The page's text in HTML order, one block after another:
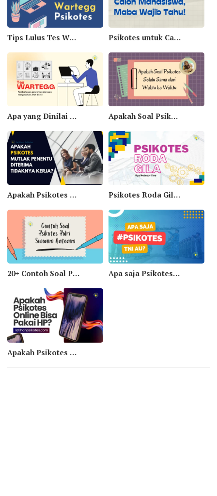
Tips Lulus Tes Wartegg Psikotes Psikotes untuk Calon Mahasiswa, Maba Wajib Tahu!
Apa yang Dinilai dari Tes Wartegg? Benarkah Bisa Jadi Panduan Karir? Apakah Soal Psikotes Selalu Sama dari Waktu ke Waktu
Apakah Psikotes Mutlak Penentu Diterima Tidaknya Kerja? Psikotes Roda Gila: Pengertian, Fungsi, dan Contoh Soal
20+ Contoh Soal Psikotes Polri Sinonim Antonim Dan Kunci Jawaban Apa saja Psikotes TNI AU? Yuk Simak Penjelasannya Dibawah Ini!
Apakah Psikotes Online Bisa Pakai HP? Yuk Simak Penjelasannya Berikut Ini!